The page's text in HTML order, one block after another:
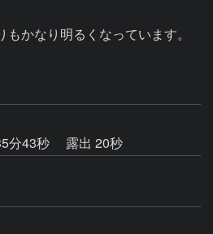
かなり明るくなっています。
分43秒
露出 20秒